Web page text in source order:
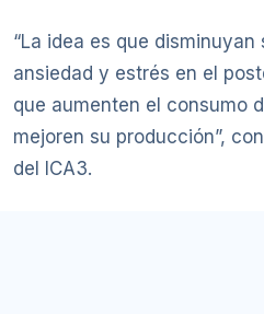
“La idea es que disminuyan
ansiedad y estrés en el
que aumenten el consumo
mejoren su producción”,
del ICA3.